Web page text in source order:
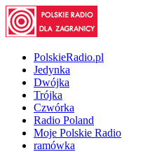
PolskieRadio.pl
Jedynka
Dwójka
Trójka
Czwórka
Radio Poland
Moje Polskie Radio
ramówka